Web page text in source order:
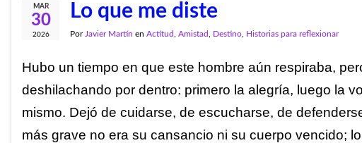
MAR
30
2026
Lo que me diste
Por Javier Martín en Actitud Amistad Destino Historias para reflexionar
Hubo un tiempo en que este hombre aún respiraba,
deshilachando por dentro: primero la alegría, luego la
mismo. Dejó de cuidarse, de escucharse, de
más grave no era su cansancio ni su cuerpo vencido;